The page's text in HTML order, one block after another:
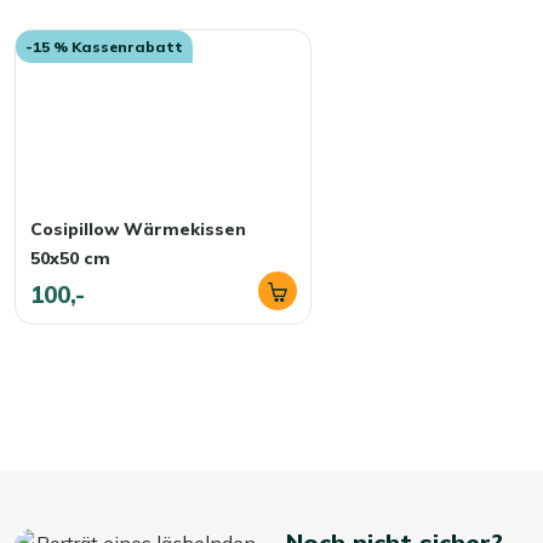
Handgriffen eine gemütliche Lounge-Ecke.
-15 % Kassenrabatt
Cosipillow Wärmekissen
50x50 cm
100,-